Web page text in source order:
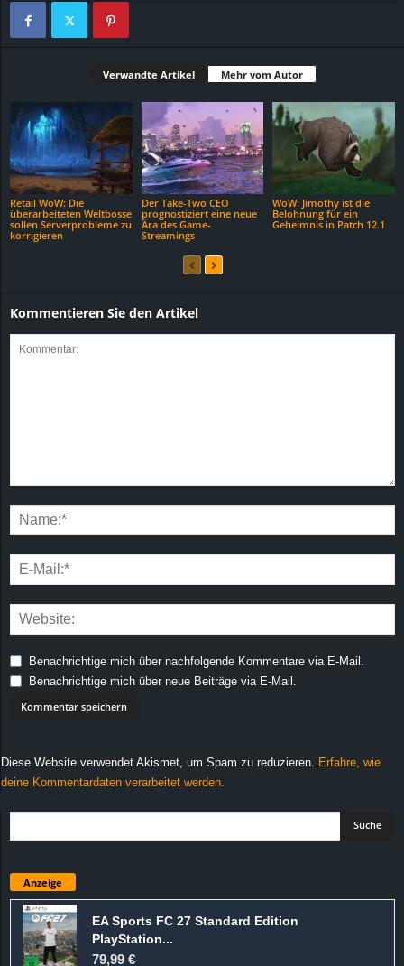
Verwandte Artikel Mehr vom Autor
Retail WoW: Die
überarbeiteten Weltbosse
sollen Serverprobleme zu
korrigieren
Der Take-Two CEO
prognostiziert eine neue
Ära des Game-
Streamings
WoW: Jimothy ist die
Belohnung für ein
Geheimnis in Patch 12.1
Kommentieren Sie den Artikel
Benachrichtige mich über nachfolgende Kommentare via E-Mail.
Benachrichtige mich über neue Beiträge via E-Mail.
Diese Website verwendet Akismet, um Spam zu reduzieren.
Erfahre, wie
deine Kommentardaten verarbeitet werden.
Anzeige
EA Sports FC 27 Standard Edition
PlayStation...
79,99 €